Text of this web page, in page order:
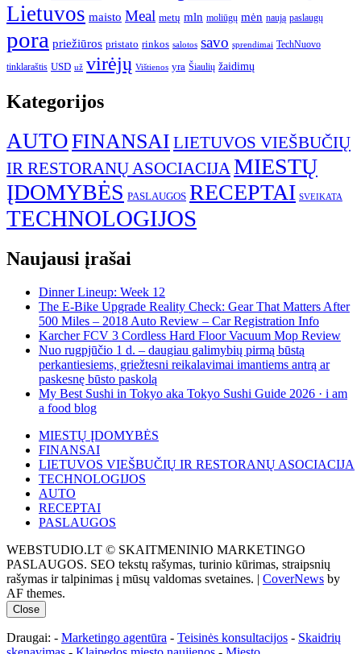
Lietuvos maisto Meal metų mln moliūgų mėn naują paslaugų
pora priežiūros pristato rinkos salotos savo sprendimai TechNuovo
tinklaraštis USD už virėjų Vištienos yra Šiaulių žaidimų
Kategorijos
AUTOFINANSAI LIETUVOS VIEŠBUČIŲ
IR RESTORANŲ ASOCIACIJA MIESTŲ
ĮDOMYBĖS PASLAUGOS RECEPTAI SVEIKATA
TECHNOLOGIJOS
Naujausi įrašai
Dinner Lineup: Week 12
The E-Bike Upgrade Reality Check: Gear That Matters After
500 Miles – 2018 Auto Review – Car Registration Info
Karcher FCV 3 Cordless Hard Floor Vacuum Mop Review
Nuo rugpjūčio 1 d. – daugiau galimybių pirmą būstą
perkantiesiems, griežtesni reikalavimai imantiems antrą ar
paskesnę būsto paskolą
My Best Sushi in Tokyo aka Tokyo Sushi Guide 2026 · i am
a food blog
MIESTŲ ĮDOMYBĖS
FINANSAI
LIETUVOS VIEŠBUČIŲ IR RESTORANŲ ASOCIACIJA
TECHNOLOGIJOS
AUTO
RECEPTAI
PASLAUGOS
WEBSTUDIO.LT © SKAITMENINIO MARKETINGO
PASLAUGOS. SEO tekstų rašymas, turinio kūrimas, straipsnių
rašymas ir talpinimas į mūsų valdomas svetaines. | CoverNews by
AF themes.
Close
Draugai: - Marketingo agentūra - Teisinės konsultacijos - Skaidrių